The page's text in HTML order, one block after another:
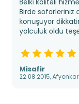
Misafir
22.08.2015,
Belki kaliteli
Birde soforleriniz
konuşuyor
yolculuk oldu